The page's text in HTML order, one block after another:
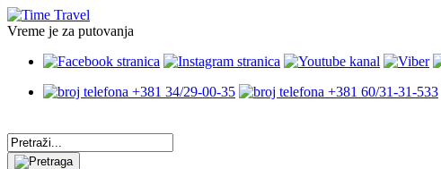
Vreme je za putovanja
+381 34/29-00-35 +381 60/31-31-533